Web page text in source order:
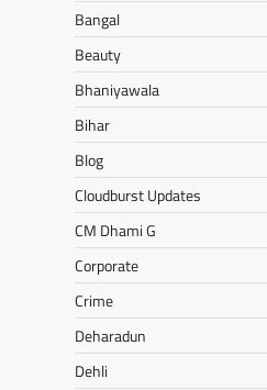
Bangal
Beauty
Bhaniyawala
Bihar
Blog
Cloudburst Updates
CM Dhami G
Corporate
Crime
Deharadun
Dehli